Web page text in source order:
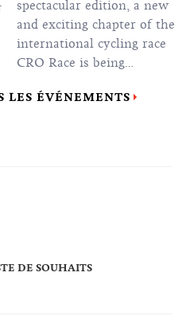
spectacular edition, a new
and exciting chapter of the
international cycling race
CRO Race is being
again send the most
LES ÉVÉNEMENTS
DE SOUHAITS